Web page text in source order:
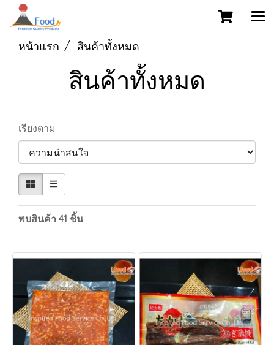
หน้าแรก สินค้าทั้งหมด
สินค้าทั้งหมด
เรียงตาม
พบสินค้า 41 ชิ้น